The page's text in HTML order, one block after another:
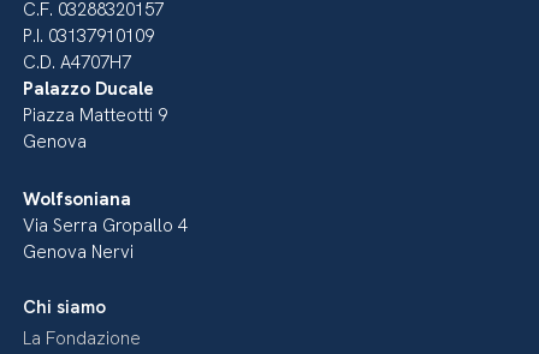
C.F. 03288320157
P.I. 03137910109
C.D. A4707H7
Palazzo Ducale
Piazza Matteotti 9
Genova
Wolfsoniana
Via Serra Gropallo 4
Genova Nervi
Chi siamo
La Fondazione